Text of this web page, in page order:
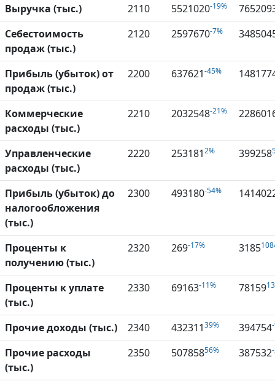
Выручка (тыс.) 2110 5521020-19%
Себестоимость
продаж (тыс.)
2120 2597670-7%
Прибыль (убыток) от
продаж (тыс.)
2200 637621-45%
Коммерческие
расходы (тыс.)
2210 2032548-21%
Управленческие
расходы (тыс.)
2220 2531812% 399258
Прибыль (убыток) до
налогообложения
(тыс.)
2300 493180-54%
Проценты к
получению (тыс.)
2320 269-17% 3185
Проценты к уплате
(тыс.)
2330 69163-11% 78159
Прочие доходы (тыс.) 2340 43231139% 394754
Прочие расходы
(тыс.)
2350 50785856% 387532